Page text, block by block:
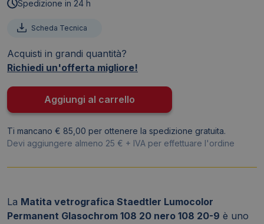
Nero
tonda
-
tratto
1-
mm
Spedizione in 24 h
Scheda Tecnica
Acquisti in grandi quantità?
Richiedi un'offerta migliore!
Aggiungi al carrello
Ti mancano € 85,00 per ottenere la spedizione gratuita.
Devi aggiungere almeno 25 € + IVA per effettuare l'ordine
La Matita vetrografica Staedtler Lumocolor
Permanent Glasochrom 108 20 nero 108 20-9 è uno